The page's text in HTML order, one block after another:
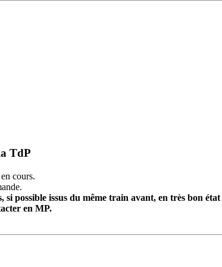
TdP
cours.
si possible issus du même train avant, en très bon
en MP.